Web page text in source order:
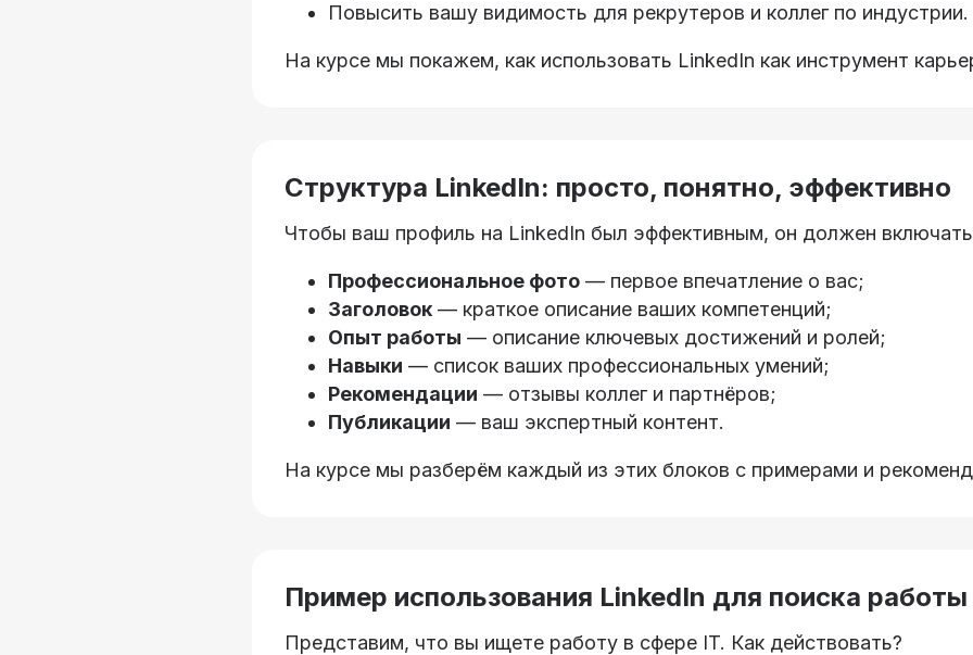
Повысить вашу видимость для рекрутеров и коллег по индустрии.
На курсе мы покажем, как использовать LinkedIn как инструмент
Структура LinkedIn: просто, понятно, эффективно
Чтобы ваш профиль на LinkedIn был эффективным, он должен
Профессиональное фото — первое впечатление о вас;
Заголовок — краткое описание ваших компетенций;
Опыт работы — описание ключевых достижений и ролей;
Навыки — список ваших профессиональных умений;
Рекомендации — отзывы коллег и партнёров;
Публикации — ваш экспертный контент.
На курсе мы разберём каждый из этих блоков с примерами и
Пример использования LinkedIn для поиска работы
Представим, что вы ищете работу в сфере IT. Как действовать?